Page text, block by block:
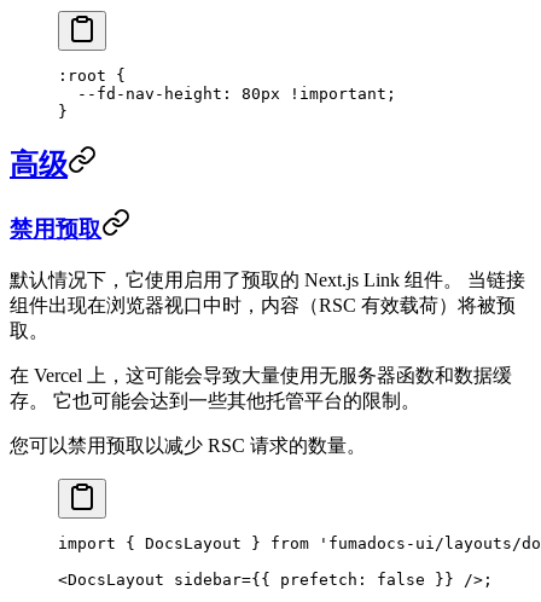
:root {
  --fd-nav-height
: 80px !important ;
}
高级
禁用预取
默认情况下，它使用启用了预取的 Next.js Link 组件。 当链接
组件出现在浏览器视口中时，内容（RSC 有效载荷）将被预
取。
在 Vercel 上，这可能会导致大量使用无服务器函数和数据缓
存。 它也可能会达到一些其他托管平台的限制。
您可以禁用预取以减少 RSC 请求的数量。
import { DocsLayout } from 'fumadocs-ui/layouts/
<DocsLayout sidebar={{ prefetch: false }} />;